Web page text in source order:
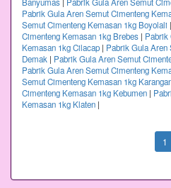
Pabrik Gula Aren Semut Cimenteng
Semut Cimenteng Kemasan 1kg Boyolali |
Cimenteng Kemasan 1kg Brebes | Pabrik
Kemasan 1kg Cilacap | Pabrik Gula Aren
Demak | Pabrik Gula Aren Semut
Pabrik Gula Aren Semut Cimenteng
Semut Cimenteng Kemasan 1kg
Cimenteng Kemasan 1kg Kebumen |
Kemasan 1kg Klaten |
1